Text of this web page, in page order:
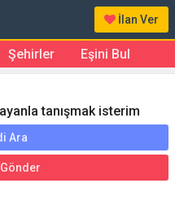
İlan Ver
Şehirler Eşini Bul
tanışmak isterim
Ara